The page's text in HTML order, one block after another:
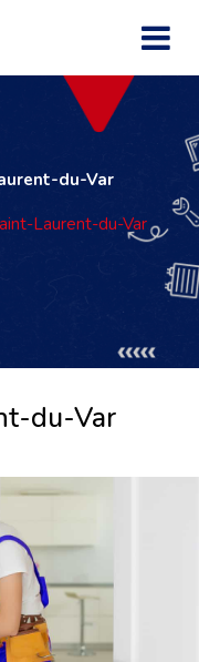
du-Var
Laurent-du-Var
du-Var